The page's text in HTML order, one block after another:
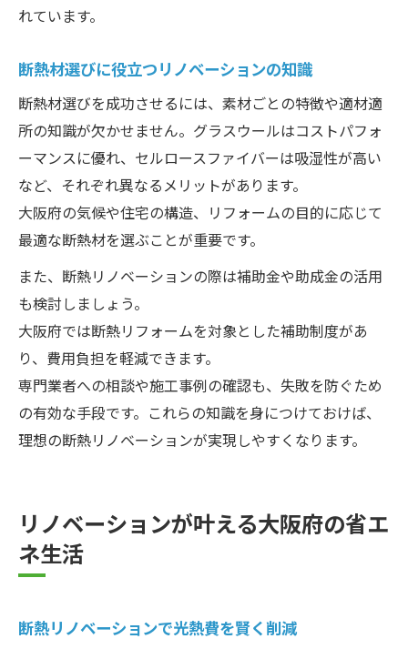
れています。
断熱材選びに役立つリノベーションの知識
断熱材選びを成功させるには、素材ごとの特徴や適材適
所の知識が欠かせません。グラスウールはコストパフォ
ーマンスに優れ、セルロースファイバーは吸湿性が高い
など、それぞれ異なるメリットがあります。
大阪府の気候や住宅の構造、リフォームの目的に応じて
最適な断熱材を選ぶことが重要です。
また、断熱リノベーションの際は補助金や助成金の活用
も検討しましょう。
大阪府では断熱リフォームを対象とした補助制度があ
り、費用負担を軽減できます。
専門業者への相談や施工事例の確認も、失敗を防ぐため
の有効な手段です。これらの知識を身につけておけば、
理想の断熱リノベーションが実現しやすくなります。
リノベーションが叶える大阪府の省エ
ネ生活
断熱リノベーションで光熱費を賢く削減